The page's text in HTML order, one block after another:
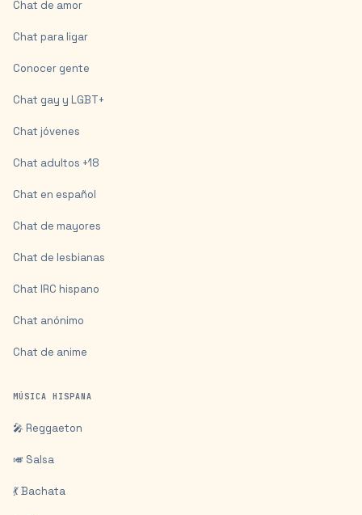
Chat de amor
Chat para ligar
Conocer gente
Chat gay y LGBT+
Chat jóvenes
Chat adultos +18
Chat en español
Chat de mayores
Chat de lesbianas
Chat IRC hispano
Chat anónimo
Chat de anime
MÚSICA HISPANA
🎤 Reggaeton
🎺 Salsa
💃 Bachata